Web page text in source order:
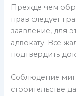
Прежде чем
прав следует
заявление, для
адвокату. Все
подтвердить
Соблюдение
строительстве